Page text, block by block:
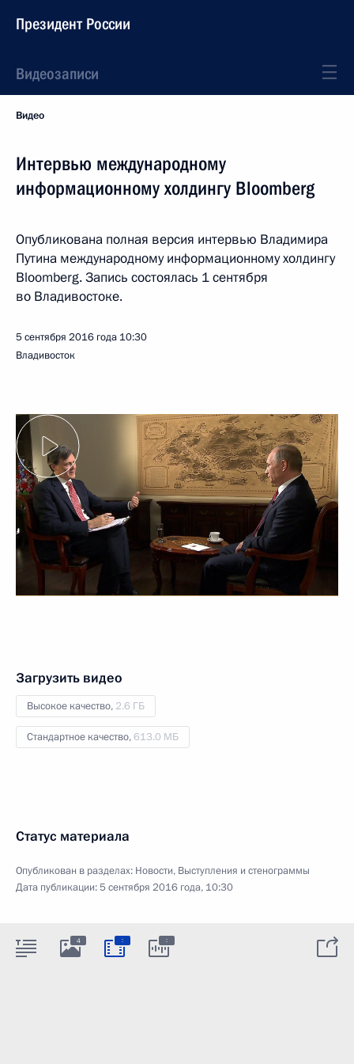
Президент России
Видеозаписи
Видео
Интервью международному
информационному холдингу Bloomberg
Опубликована полная версия интервью Владимира
Путина международному информационному холдингу
Bloomberg. Запись состоялась 1 сентября
во Владивостоке.
5 сентября 2016 года 10:30
Владивосток
Загрузить видео
Высокое качество, 2.6 ГБ
Стандартное качество,613.0 МБ
Статус материала
Опубликован в разделах: Новости, Выступления и стенограммы
Дата публикации:5 сентября 2016 года, 10:30
4 : :